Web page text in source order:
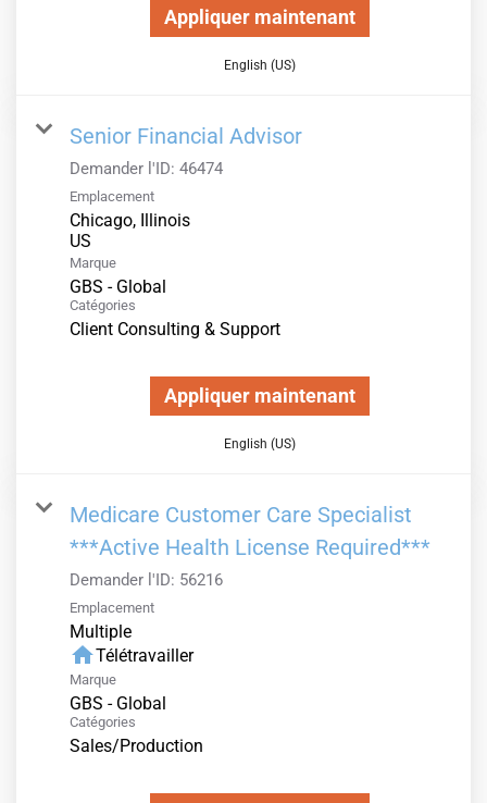
Appliquer maintenant
English (US)
Senior Financial Advisor
Demander l'ID: 46474
Emplacement
Chicago, Illinois
Marque
GBS - Global
Catégories
Client Consulting & Support
Appliquer maintenant
English (US)
Medicare Customer Care Specialist
***Active Health License Required***
Demander l'ID: 56216
Emplacement
Multiple
homeTélétravailler
Marque
GBS - Global
Catégories
Sales/Production